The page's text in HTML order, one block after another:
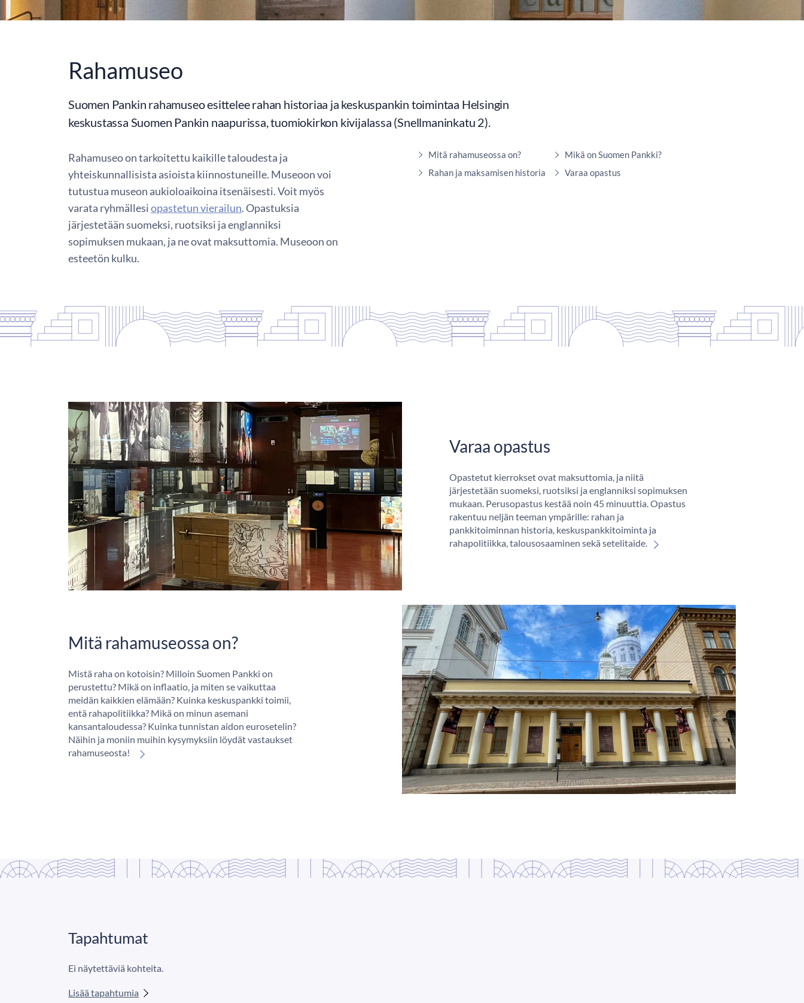
Rahamuseo
Suomen Pankin rahamuseo esittelee rahan historiaa ja keskuspankin toimintaa Helsingin
keskustassa Suomen Pankin naapurissa, tuomiokirkon kivijalassa (Snellmaninkatu 2).
Rahamuseo on tarkoitettu kaikille taloudesta ja
yhteiskunnallisista asioista kiinnostuneille. Museoon voi
tutustua museon aukioloaikoina itsenäisesti. Voit myös
varata ryhmällesiopastetun vierailun. Opastuksia
järjestetään suomeksi, ruotsiksi ja englanniksi
sopimuksen mukaan, ja ne ovat maksuttomia. Museoon on
esteetön kulku.
Mitä rahamuseossa on?
Rahan ja maksamisen historia
Mikä on Suomen Pankki?
Varaa opastus
Varaa opastus
Opastetut kierrokset ovat maksuttomia, ja niitä
järjestetään suomeksi, ruotsiksi ja englanniksi sopimuksen
mukaan. Perusopastus kestää noin 45 minuuttia. Opastus
rakentuu neljän teeman ympärille: rahan ja
pankkitoiminnan historia, keskuspankkitoiminta ja
rahapolitiikka, talousosaaminen sekä setelitaide.
Mitä rahamuseossa on?
Mistä raha on kotoisin? Milloin Suomen Pankki on
perustettu? Mikä on inflaatio, ja miten se vaikuttaa
meidän kaikkien elämään? Kuinka keskuspankki toimii,
entä rahapolitiikka? Mikä on minun asemani
kansantaloudessa? Kuinka tunnistan aidon eurosetelin?
Näihin ja moniin muihin kysymyksiin löydät vastaukset
rahamuseosta!
Tapahtumat
Ei näytettäviä kohteita.
Lisää tapahtumia